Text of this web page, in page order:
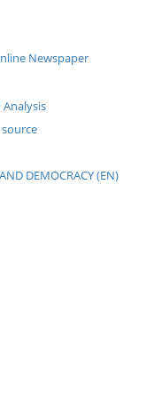
Newspaper
source
DEMOCRACY (EN)